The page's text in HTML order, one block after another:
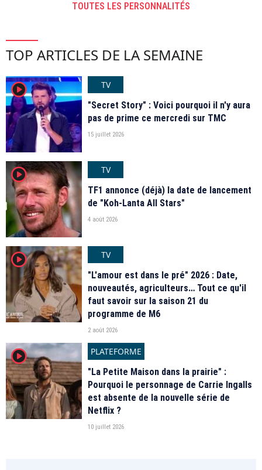
TOUTES LES PERSONNALITÉS
TOP ARTICLES DE LA SEMAINE
player2
TV
"Secret Story" : Voici pourquoi il n'y aura
pas de prime ce mercredi sur TMC
15 juillet 2026
player2
TV
TF1 annonce (déjà) la date de lancement
de "Koh-Lanta All Stars"
4 août 2026
player2
TV
"L'amour est dans le pré" 2026 : Date,
nouveautés, agriculteurs… Tout ce qu'il
faut savoir sur la saison 21 du
programme de M6
2 août 2026
player2
PLATEFORME
"La Petite Maison dans la prairie" :
Pourquoi le personnage de Carrie Ingalls
est absente de la nouvelle série de
Netflix ?
10 juillet 2026